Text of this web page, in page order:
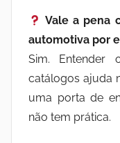
Vale a pena
automotiva por
Sim.
catálogos ajuda
uma porta de
não tem prática.